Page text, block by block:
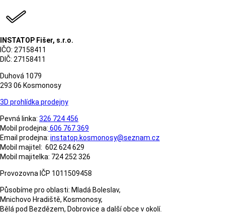
INSTATOP Fišer, s.r.o.
IČO: 27158411
DIČ: 27158411
Duhová 1079
293 06 Kosmonosy
3D prohlídka prodejny
Pevná linka: 326 724 456
Mobil prodejna: 606 767 369
Email prodejna: instatop.kosmonosy@seznam.cz
Mobil majitel: 602 624 629
Mobil majitelka: 724 252 326
Provozovna IČP 1011509458
Působíme pro oblasti: Mladá Boleslav,
Mnichovo Hradiště, Kosmonosy,
Bělá pod Bezdězem, Dobrovice a další obce v okolí.